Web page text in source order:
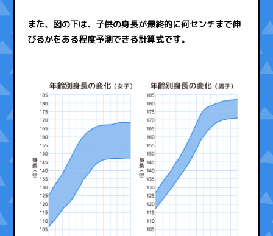
また、図の下は、子供の身長が最終的に何センチまで伸
びるかをある程度予測できる計算式です。